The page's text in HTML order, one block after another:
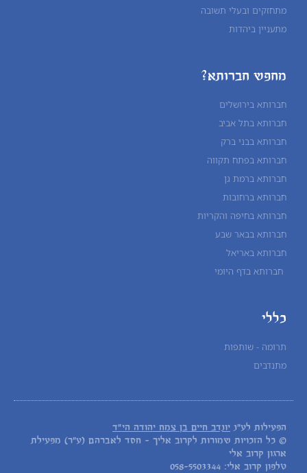
מתחזקים ובעלי תשובה
מתעניין ביהדות
מחפש חברותא?
חברותא בירושלים
חברותא בתל אביב
חברותא בבני ברק
חברותא בפתח תקווה
חברותא ברמת גן
חברותא ברחובות
חברותא בחיפה והקריות
חברותא בבאר שבע
חברותא באריאל
חברותא בדף היומי
כללי
תרומה - שותפות
מתנדבים
הפעילות לע"נ יונדב חיים בן צמח יהודה הי"ד
© כל הזכויות שמורות לקרוב אליך - חסד לאברהם (ע"ר) מפעילת
ארגון קרוב אלי
טלפון קרוב אלי: 058-5503344